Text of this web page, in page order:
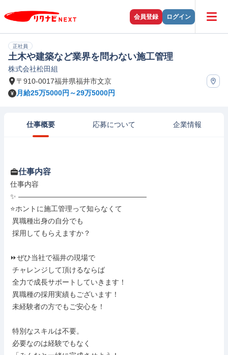
会員登録 ログイン
正社員
土木や建築など業界を問わない施工管理
株式会社松田組
〒910-0017福井県福井市文京
月給25万5000円～29万5000円
仕事概要 応募について 企業情報
仕事内容
仕事内容
✨ ――――――――――――――――――
⭐ホントに施工管理って知らなくて
⏩ぜひ当社で福井の現場で